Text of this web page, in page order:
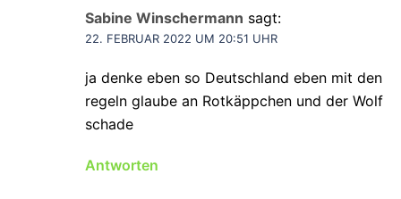
Sabine Winschermann sagt:
22. FEBRUAR 2022 UM 20:51 UHR
ja denke eben so Deutschland eben mit den
regeln glaube an Rotkäppchen und der Wolf
schade
Antworten